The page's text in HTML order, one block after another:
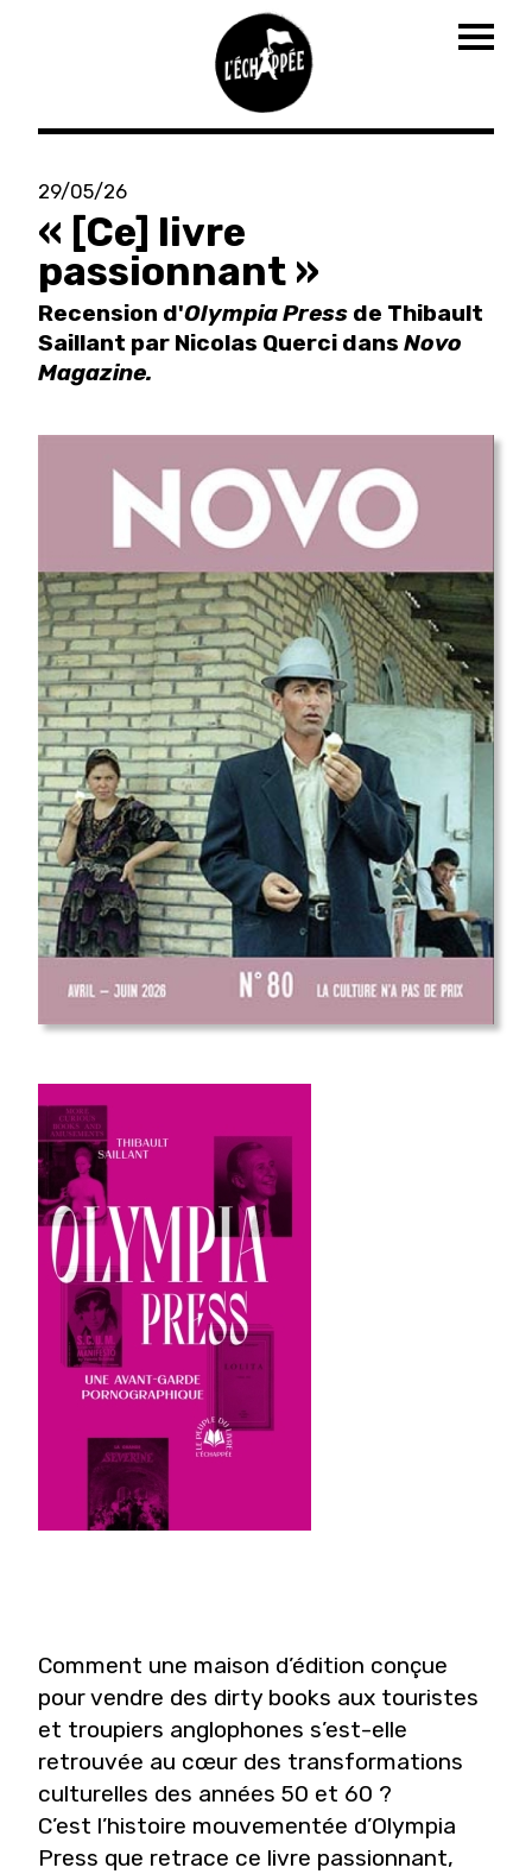
Aller
contenu
principal
29/05/26
« [Ce] livre
passionnant »
Recension d'Olympia Press de Thibault
Saillant par Nicolas Querci dans Novo
Magazine.
Comment une maison d’édition conçue
pour vendre des dirty books aux touristes
et troupiers anglophones s’est-elle
retrouvée au cœur des transformations
culturelles des années 50 et 60 ?
C’est l’histoire mouvementée d’Olympia
Press que retrace ce livre passionnant,